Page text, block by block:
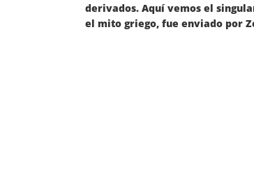
derivados. Aquí vemos el
el mito griego, fue enviado por